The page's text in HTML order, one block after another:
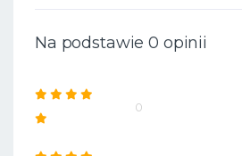
Na podstawie 0 opinii
0